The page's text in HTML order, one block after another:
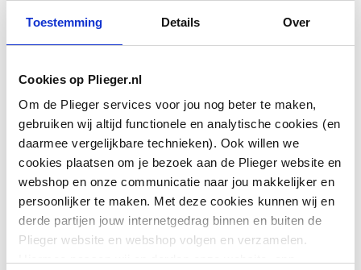
Toestemming Details Over
Cookies op Plieger.nl
Om de Plieger services voor jou nog beter te maken,
gebruiken wij altijd functionele en analytische cookies (en
daarmee vergelijkbare technieken). Ook willen we
cookies plaatsen om je bezoek aan de Plieger website en
webshop en onze communicatie naar jou makkelijker en
persoonlijker te maken. Met deze cookies kunnen wij en
derde partijen jouw internetgedrag binnen en buiten de
Plieger website en webshop volgen en verzamelen.